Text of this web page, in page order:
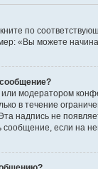
по
«Вы можете
модератором
в течение
надпись не
если на